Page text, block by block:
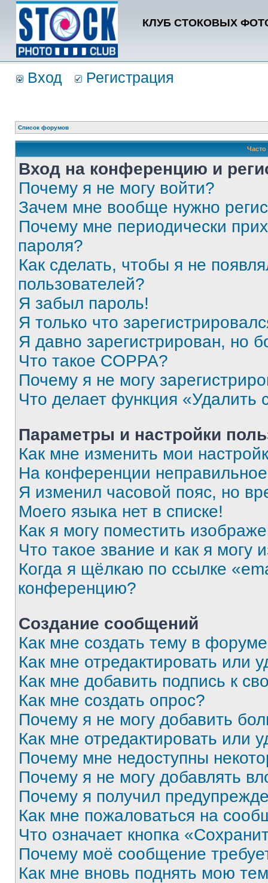
КЛУБ СТОКОВЫХ
Вход Регистрация
Список форумов
Вход на конференцию и
Почему я не могу войти?
Зачем мне вообще нужно
Почему мне периодически
пароля?
Как сделать, чтобы я не
пользователей?
Я забыл пароль!
Я только что
Я давно зарегистрирован, но
Что такое COPPA?
Почему я не могу
Что делает функция «Удалить
Параметры и настройки
Как мне изменить мои
На конференции
Я изменил часовой пояс, но
Моего языка нет в списке!
Как я могу поместить
Что такое звание и как я могу
Когда я щёлкаю по ссылке
конференцию?
Создание сообщений
Как мне создать тему в
Как мне отредактировать или
Как мне добавить подпись к
Как мне создать опрос?
Почему я не могу добавить
Как мне отредактировать или
Почему мне недоступны
Почему я не могу добавлять
Почему я получил
Как мне пожаловаться на
Что означает кнопка
Почему моё сообщение
Как мне вновь поднять мою